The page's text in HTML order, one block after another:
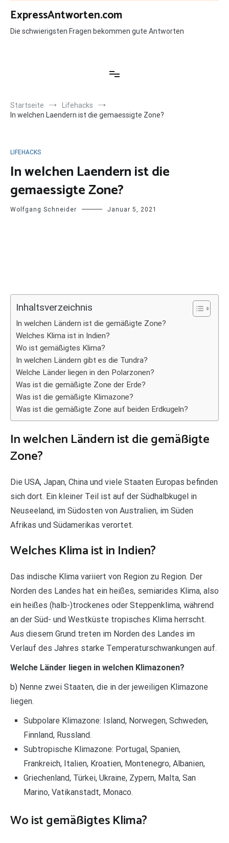
Zum
Inhalt
springen
ExpressAntworten.com
Die schwierigsten Fragen bekommen gute Antworten
Startseite
Lifehacks
In welchen Laendern ist die gemaessigte Zone?
LIFEHACKS
In welchen Laendern ist die
gemaessigte Zone?
Wolfgang Schneider Januar 5, 2021
Inhaltsverzeichnis
In welchen Ländern ist die gemäßigte Zone?
Welches Klima ist in Indien?
Wo ist gemäßigtes Klima?
In welchen Ländern gibt es die Tundra?
Welche Länder liegen in den Polarzonen?
Was ist die gemäßigte Zone der Erde?
Was ist die gemäßigte Klimazone?
Was ist die gemäßigte Zone auf beiden Erdkugeln?
In welchen Ländern ist die gemäßigte
Zone?
Die USA, Japan, China und viele Staaten Europas befinden
sich dort. Ein kleiner Teil ist auf der Südhalbkugel in
Neuseeland, im Südosten von Australien, im Süden
Afrikas und Südamerikas verortet.
Welches Klima ist in Indien?
Das indische Klima variiert von Region zu Region. Der
Norden des Landes hat ein heißes, semiarides Klima, also
ein heißes (halb-)trockenes oder Steppenklima, während
an der Süd- und Westküste tropisches Klima herrscht.
Aus diesem Grund treten im Norden des Landes im
Verlauf des Jahres starke Temperaturschwankungen auf.
Welche Länder liegen in welchen Klimazonen?
b) Nenne zwei Staaten, die in der jeweiligen Klimazone
liegen.
Subpolare Klimazone: Island, Norwegen, Schweden,
Finnland, Russland.
Subtropische Klimazone: Portugal, Spanien,
Frankreich, Italien, Kroatien, Montenegro, Albanien,
Griechenland, Türkei, Ukraine, Zypern, Malta, San
Marino, Vatikanstadt, Monaco.
Wo ist gemäßigtes Klima?